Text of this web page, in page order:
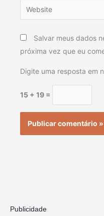
Website
Salvar meus dados
próxima vez que eu
Digite uma resposta em
15 + 19 =
Publicidade